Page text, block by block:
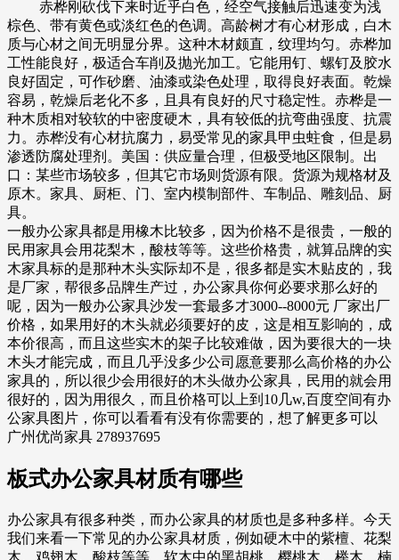
赤桦刚砍伐下来时近乎白色，经空气接触后迅速变为浅
棕色、带有黄色或淡红色的色调。高龄树才有心材形成，白木
质与心材之间无明显分界。这种木材颇直，纹理均匀。赤桦加
工性能良好，极适合车削及抛光加工。它能用钉、螺钉及胶水
良好固定，可作砂磨、油漆或染色处理，取得良好表面。乾燥
容易，乾燥后老化不多，且具有良好的尺寸稳定性。赤桦是一
种木质相对较软的中密度硬木，具有较低的抗弯曲强度、抗震
力。赤桦没有心材抗腐力，易受常见的家具甲虫蛀食，但是易
渗透防腐处理剂。美国：供应量合理，但极受地区限制。出
口：某些市场较多，但其它市场则货源有限。货源为规格材及
原木。家具、厨柜、门、室内模制部件、车制品、雕刻品、厨
具。
一般办公家具都是用橡木比较多，因为价格不是很贵，一般的
民用家具会用花梨木，酸枝等等。这些价格贵，就算品牌的实
木家具标的是那种木头实际却不是，很多都是实木贴皮的，我
是厂家，帮很多品牌生产过，办公家具你何必要求那么好的
呢，因为一般办公家具沙发一套最多才3000--8000元 厂家出厂
价格，如果用好的木头就必须要好的皮，这是相互影响的，成
本价很高，而且这些实木的架子比较难做，因为要很大的一块
木头才能完成，而且几乎没多少公司愿意要那么高价格的办公
家具的，所以很少会用很好的木头做办公家具，民用的就会用
很好的，因为用很久，而且价格可以上到10几w,百度空间有办
公家具图片，你可以看看有没有你需要的，想了解更多可以
广州优尚家具 278937695
板式办公家具材质有哪些
办公家具有很多种类，而办公家具的材质也是多种多样。今天
我们来看一下常见的办公家具材质，例如硬木中的紫檀、花梨